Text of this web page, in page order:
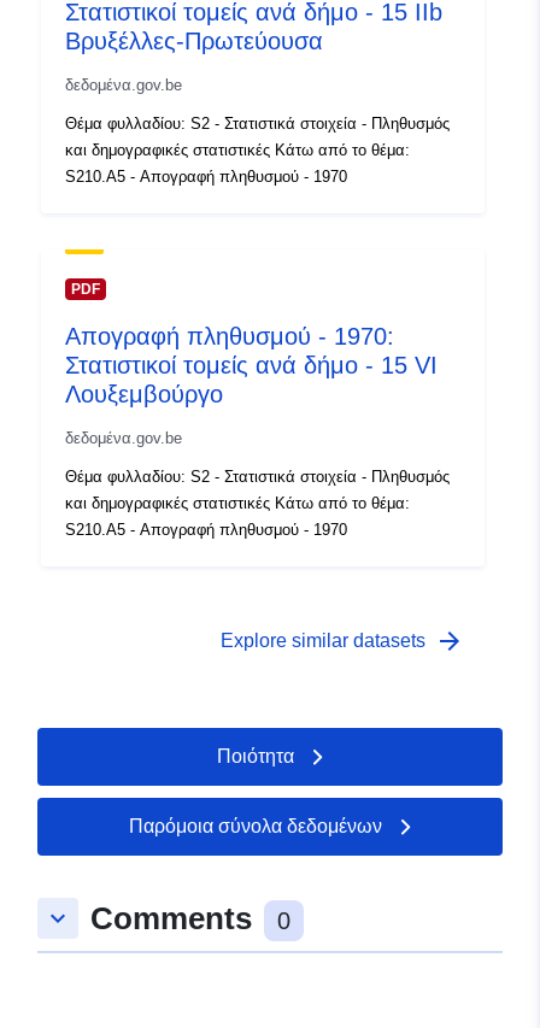
Τύπος:
Polygon
Αναγνωριστικά:
uriRef:
http://data.europa.eu/88u/dataset/
id
31 December 1970
Στατιστικοί τομείς ανά δήμο - 15 IIb
Βρυξέλλες-Πρωτεύουσα
δεδομένα.gov.be
Θέμα φυλλαδίου: S2 - Στατιστικά στοιχεία - Πληθυσμός
και δημογραφικές στατιστικές Κάτω από το θέμα:
S210.A5 - Απογραφή πληθυσμού - 1970
PDF
Απογραφή πληθυσμού - 1970:
Στατιστικοί τομείς ανά δήμο - 15 VI
Λουξεμβούργο
δεδομένα.gov.be
Θέμα φυλλαδίου: S2 - Στατιστικά στοιχεία - Πληθυσμός
και δημογραφικές στατιστικές Κάτω από το θέμα:
S210.A5 - Απογραφή πληθυσμού - 1970
Explore similar datasets arrow_forward
Ποιότητα
Παρόμοια σύνολα δεδομένων
keyboard_arrow_down Comments 0